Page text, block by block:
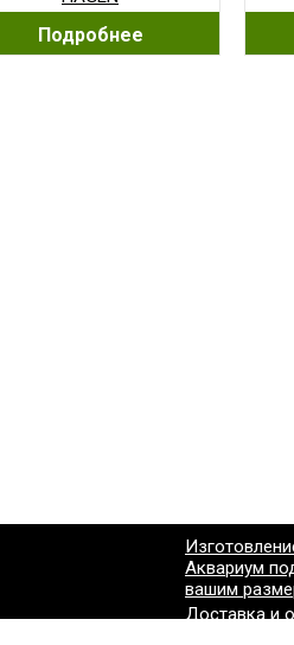
Подробнее
Аквариум
вашим
Доставка и